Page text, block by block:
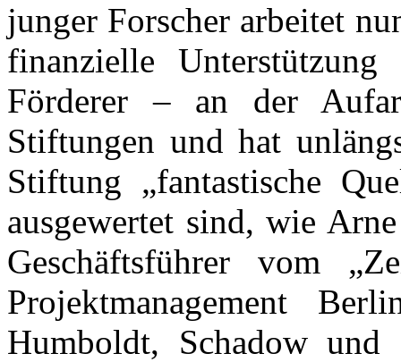
junger Forscher arbeitet
finanzielle
Förderer – an der
Stiftungen und hat
Stiftung „fantastische
ausgewertet sind, wie
Geschäftsführer vom
Projektmanagement
Humboldt, Schadow